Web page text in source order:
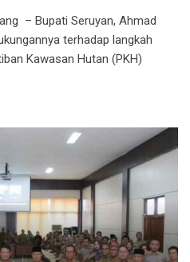
– Bupati Seruyan, Ahmad
terhadap langkah
Kawasan Hutan (PKH)